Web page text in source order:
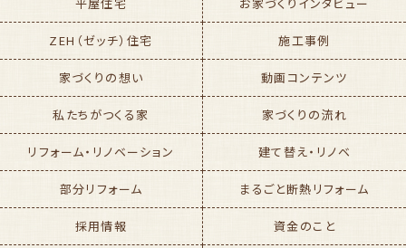
ZEH（ゼッチ）住宅 施工事例
家づくりの想い 動画コンテンツ
私たちがつくる家 家づくりの流れ
リフォーム・リノベーション 建て替え・リノベ
部分リフォーム まるごと断熱リフォーム
採用情報 資金のこと